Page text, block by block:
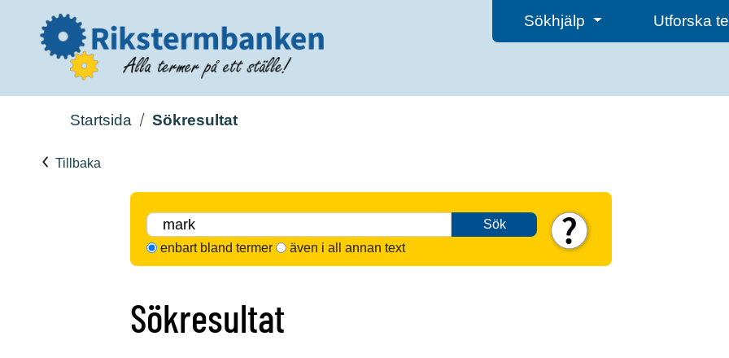
Sökhjälp Utforska
Startsida Sökresultat
Tillbaka
Sök
enbart bland termer
även i all annan text
Sökresultat